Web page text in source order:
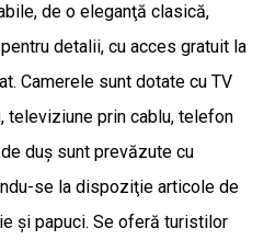
de o eleganţă clasică,
detalii, cu acces gratuit la
Camerele sunt dotate cu TV
televiziune prin cablu, telefon
duş sunt prevăzute cu
se la dispoziţie articole de
şi papuci. Se oferă turistilor